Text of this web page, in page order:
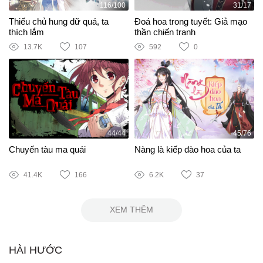
116/100
Thiếu chủ hung dữ quá, ta
thích lắm
13.7K 107
31/17
Đoá hoa trong tuyết: Giả mạo
thần chiến tranh
592 0
44/44
Chuyến tàu ma quái
41.4K 166
45/76
Nàng là kiếp đào hoa của ta
6.2K 37
XEM THÊM
HÀI HƯỚC